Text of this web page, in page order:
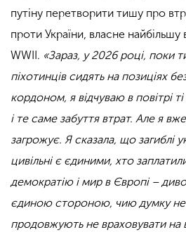
путіну перетворити тишу про
проти України, власне найбільшу
WWII. «Зараз, у 2026 році, поки
піхотинців сидять на позиціях
кордоном, я відчуваю в повітрі
і те саме забуття втрат. Але я
загрожує. Я сказала, що загиблі
цивільні є єдиними, хто
демократію і мир в Європі –
єдиною стороною, чию думку не
продовжують не враховувати на